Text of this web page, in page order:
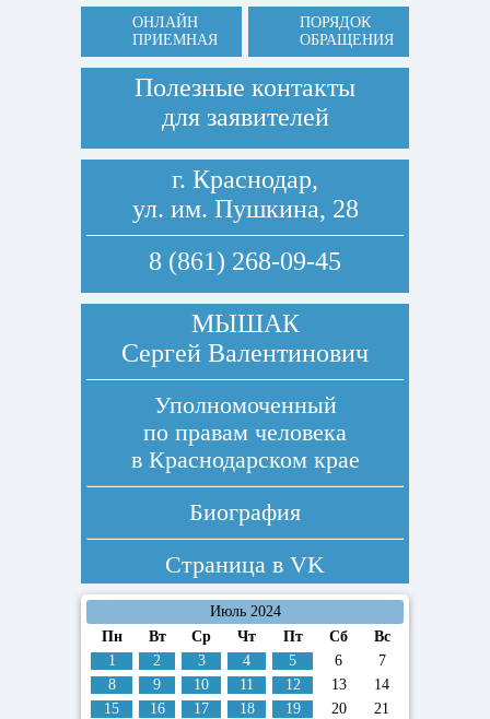
ОНЛАЙН
ПРИЕМНАЯ
ПОРЯДОК
ОБРАЩЕНИЯ
Полезные контакты
для заявителей
г. Краснодар,
ул. им. Пушкина, 28
8 (861) 268-09-45
МЫШАК
Сергей Валентинович
Уполномоченный
по правам человека
в Краснодарском крае
Биография
Страница в VK
Июль 2024
Пн
Вт Ср Чт Пт Сб
Вс
1
2 3 4 5 6
7
8
9 10 11 12 13
14
15
16 17 18 19 20 21